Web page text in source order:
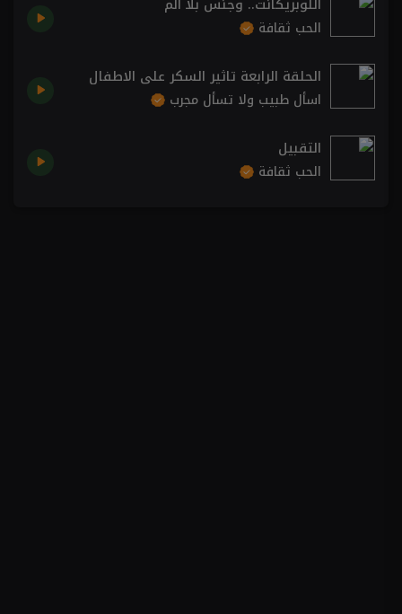
الحب ثقافة
الحلقة الرابعة تاثير السكر على الاطفال
اسأل طبيب ولا تسأل مجرب
التقبيل
الحب ثقافة